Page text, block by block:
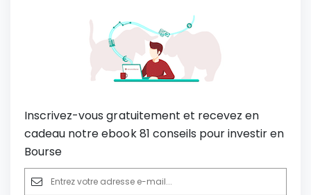
Inscrivez-vous gratuitement et recevez en
cadeau notre ebook 81 conseils pour investir en
Bourse